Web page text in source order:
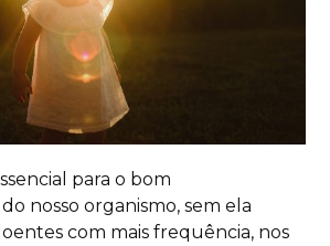
para o bom
nosso organismo, sem ela
com mais frequência, nos